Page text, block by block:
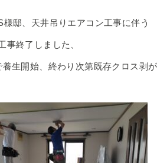
様邸、天井吊りエアコン工事に伴う
事終了しました、
養生開始、終わり次第既存クロス剥